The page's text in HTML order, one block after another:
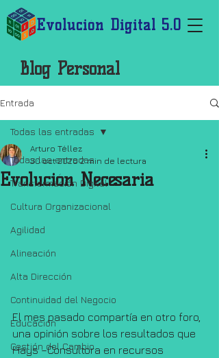
Evolución Digital 5.0
Blog Personal
Entrada
Todas las entradas
Transformación Digital
Cultura Organizacional
Agilidad
Alineación
Alta Dirección
Continuidad del Negocio
Educación
Gestión del Cambio
Todas las entradas
Evolución Necesaria
Arturo Téllez
30 oct 2020 2 min de lectura
El mes pasado compartía en otro foro,
una opinión sobre los resultados que
Hays –Consultora en recursos